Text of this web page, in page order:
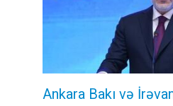
Ankara Bakı və